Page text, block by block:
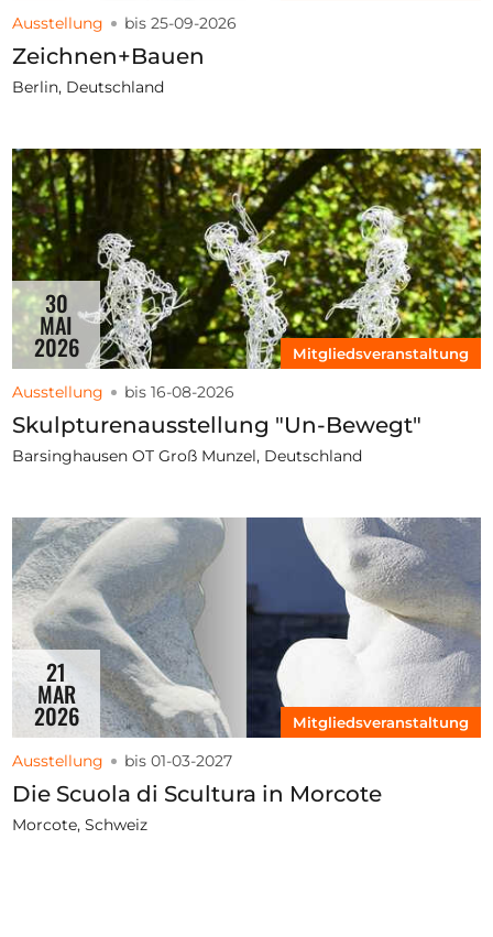
Ausstellung bis 25-09-2026
Zeichnen+Bauen
Berlin, Deutschland
30
MAI
2026 Mitgliedsveranstaltung
Ausstellung bis 16-08-2026
Skulpturenausstellung "Un-Bewegt"
Barsinghausen OT Groß Munzel, Deutschland
21
MAR
2026 Mitgliedsveranstaltung
Ausstellung bis 01-03-2027
Die Scuola di Scultura in Morcote
Morcote, Schweiz